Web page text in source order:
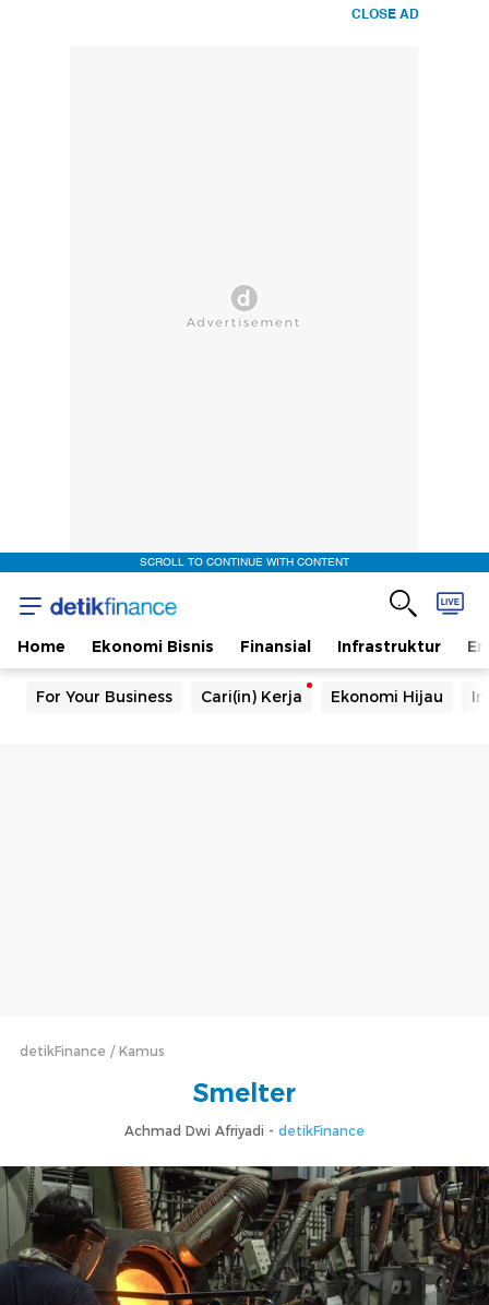
CLOSE AD
SCROLL TO CONTINUE WITH CONTENT
Home Ekonomi Bisnis Finansial Infrastruktur
For Your Business Cari(in) Kerja Ekonomi Hijau
detikFinance Kamus
Smelter
Achmad Dwi Afriyadi - detikFinance